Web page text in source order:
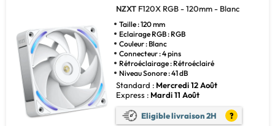
NZXT F120X RGB - 120mm - Blanc
Taille : 120 mm
Eclairage RGB : RGB
Couleur : Blanc
Connecteur : 4 pins
Rétroéclairage : Rétroéclairé
Niveau Sonore : 41 dB
Standard : Mercredi 12 Août
Express : Mardi 11 Août
Eligible livraison 2H ?